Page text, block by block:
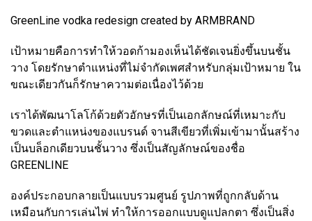
GreenLine vodka redesign created by ARMBRAND
เป้าหมายคือการทำให้วอดก้ามองเห็นได้ชัดเจนยิ่งขึ้นบนชั้น
วาง โดยรักษาตำแหน่งที่ไม่จำกัดเพศสำหรับกลุ่มเป้าหมาย ใน
ขณะเดียวกันก็รักษาความต่อเนื่องไว้ด้วย
เราได้พัฒนาโลโก้ด้วยตัวอักษรที่เป็นเอกลักษณ์ที่เหมาะกับ
ขวดและตำแหน่งของแบรนด์ จานสีเขียวที่เพิ่มเข้ามานั้นสร้าง
เป็นบล็อกเดียวบนชั้นวาง ซึ่งเป็นสัญลักษณ์ของชื่อ
GREENLINE
องค์ประกอบกลายเป็นแบบรวมศูนย์ รูปภาพที่ถูกกลับด้าน
เหมือนกับการเล่นไพ่ ทำให้การออกแบบดูแปลกตา ซึ่งเป็นสิ่ง